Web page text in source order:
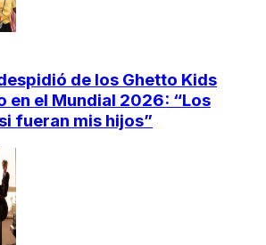
de los Ghetto Kids
en el Mundial 2026: “Los
fueran mis hijos”